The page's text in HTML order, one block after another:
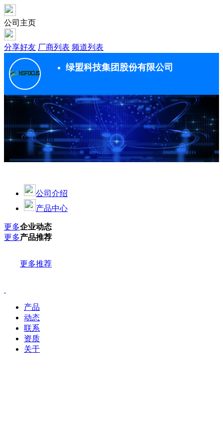
公司主页
分享好友 厂商列表 频道列表
绿盟科技集团股份有限公司
公司介绍
产品中心
更多企业动态
更多产品推荐
更多推荐
产品
动态
联系
资质
关于